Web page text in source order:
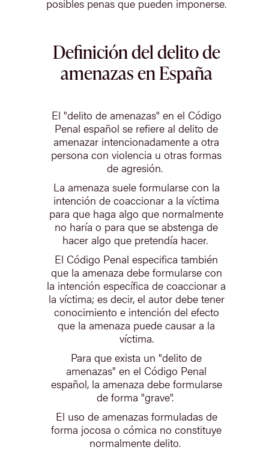
posibles penas que pueden imponerse.
Definición del delito de
amenazas en España
El "delito de amenazas" en el Código
Penal español se refiere al delito de
amenazar intencionadamente a otra
persona con violencia u otras formas
de agresión.
La amenaza suele formularse con la
intención de coaccionar a la víctima
para que haga algo que normalmente
no haría o para que se abstenga de
hacer algo que pretendía hacer.
El Código Penal especifica también
que la amenaza debe formularse con
la intención específica de coaccionar a
la víctima; es decir, el autor debe tener
conocimiento e intención del efecto
que la amenaza puede causar a la
víctima.
Para que exista un "delito de
amenazas" en el Código Penal
español, la amenaza debe formularse
de forma "grave".
El uso de amenazas formuladas de
forma jocosa o cómica no constituye
normalmente delito.